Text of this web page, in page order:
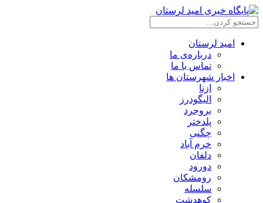
امید لرستان
درباره‌ی ما
تماس با ما
اخبار شهرستان ها
ازنا
الیگودرز
بروجرد
پلدختر
چگنی
خرم آباد
دلفان
دورود
رومشکان
سلسله
کوهدشت